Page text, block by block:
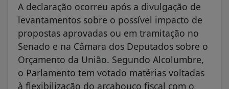
A declaração ocorreu após a divulgação de
levantamentos sobre o possível impacto de
propostas aprovadas ou em tramitação no
Senado e na Câmara dos Deputados sobre o
Orçamento da União. Segundo Alcolumbre,
o Parlamento tem votado matérias voltadas
à flexibilização do arcabouço fiscal com o